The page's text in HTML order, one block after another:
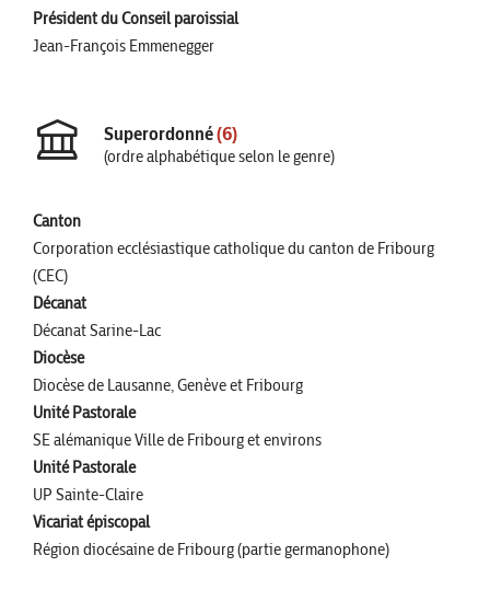
Président du Conseil paroissial
Jean-François Emmenegger
Superordonné(6)
(ordre alphabétique selon le genre)
Canton
Corporation ecclésiastique catholique du canton de Fribourg
(CEC)
Décanat
Décanat Sarine-Lac
Diocèse
Diocèse de Lausanne, Genève et Fribourg
Unité Pastorale
SE alémanique Ville de Fribourg et environs
Unité Pastorale
UP Sainte-Claire
Vicariat épiscopal
Région diocésaine de Fribourg (partie germanophone)